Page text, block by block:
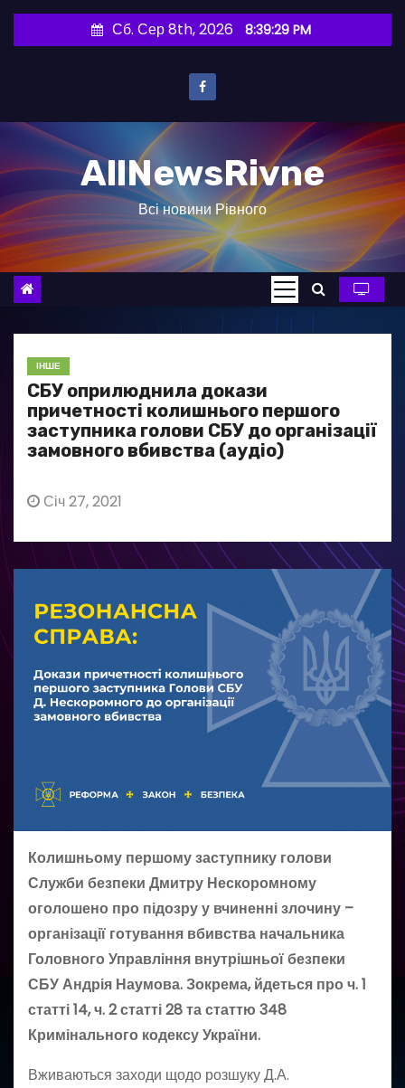
и
о
в
Сб. Сер 8th, 2026 8:39:30 PM
AllNewsRivne
Всі новини Рівного
ІНШЕ
СБУ оприлюднила докази
причетності колишнього першого
заступника голови СБУ до організації
замовного вбивства (аудіо)
Січ 27, 2021
Колишньому першому заступнику голови
Служби безпеки Дмитру Нескоромному
оголошено про підозру у вчиненні злочину –
організації готування вбивства начальника
Головного Управління внутрішньої безпеки
СБУ Андрія Наумова. Зокрема, йдеться про ч. 1
статті 14, ч. 2 статті 28 та статтю 348
Кримінального кодексу України.
Вживаються заходи щодо розшуку Д.А.